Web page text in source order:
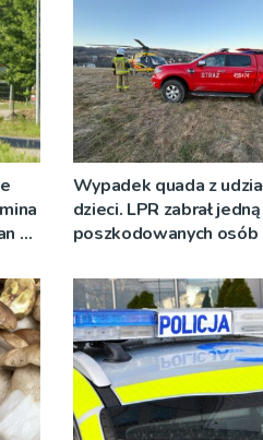
w
Wypadek quada z
dzieci. LPR zabrał
poszkodowanych osób